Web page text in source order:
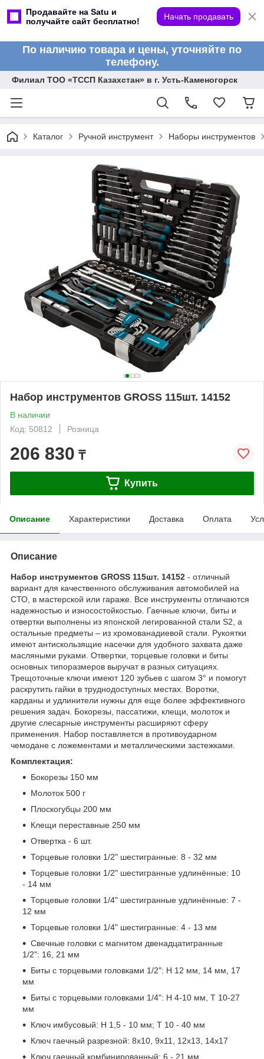
Продавайте на Satu и
получайте сайт бесплатно!
Начать продавать
По наличию товара и цены, уточняйте по
телефону.
Филиал ТОО «ТССП Казахстан» в г. Усть-Каменогорск
Каталог Ручной инструмент Наборы инструментов
Набор инструментов GROSS 115шт. 14152
В наличии
Код: 50812
Розница
206 830 ₸
Купить
Описание Характеристики Доставка Оплата
Описание
Набор инструментов GROSS 115шт. 14152 - отличный
вариант для качественного обслуживания автомобилей на
СТО, в мастерской или гараже. Все инструменты отличаются
надежностью и износостойкостью. Гаечные ключи, биты и
отвертки выполнены из японской легированной стали S2, а
остальные предметы – из хромованадиевой стали. Рукоятки
имеют антискользящие насечки для удобного захвата даже
масляными руками. Отвертки, торцевые головки и биты
основных типоразмеров выручат в разных ситуациях.
Трещоточные ключи имеют 120 зубьев с шагом 3° и помогут
раскрутить гайки в труднодоступных местах. Воротки,
карданы и удлинители нужны для еще более эффективного
решения задач. Бокорезы, пассатижи, клещи, молоток и
другие слесарные инструменты расширяют сферу
применения. Набор поставляется в противоударном
чемодане с ложементами и металлическими застежками.
Комплектация:
Бокорезы 150 мм
Молоток 500 г
Плоскогубцы 200 мм
Клещи переставные 250 мм
Отвертка - 6 шт.
Торцевые головки 1/2" шестигранные: 8 - 32 мм
Торцевые головки 1/2" шестигранные удлинённые: 10
- 14 мм
Торцевые головки 1/4" шестигранные удлинённые: 7 -
12 мм
Торцевые головки 1/4" шестигранные: 4 - 13 мм
Свечные головки с магнитом двенадцатигранные
1/2": 16, 21 мм
Биты с торцевыми головками 1/2": Н 12 мм, 14 мм, 17
мм
Биты с торцевыми головками 1/4": Н 4-10 мм, Т 10-27
мм
Ключ имбусовый: Н 1,5 - 10 мм; Т 10 - 40 мм
Ключ гаечный разрезной: 8х10, 9х11, 12х13, 14х17
Ключ гаечный комбинированный: 6 - 21 мм